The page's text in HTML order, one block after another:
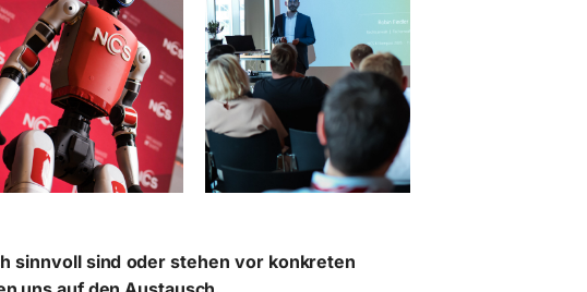
sinnvoll sind oder stehen vor konkreten